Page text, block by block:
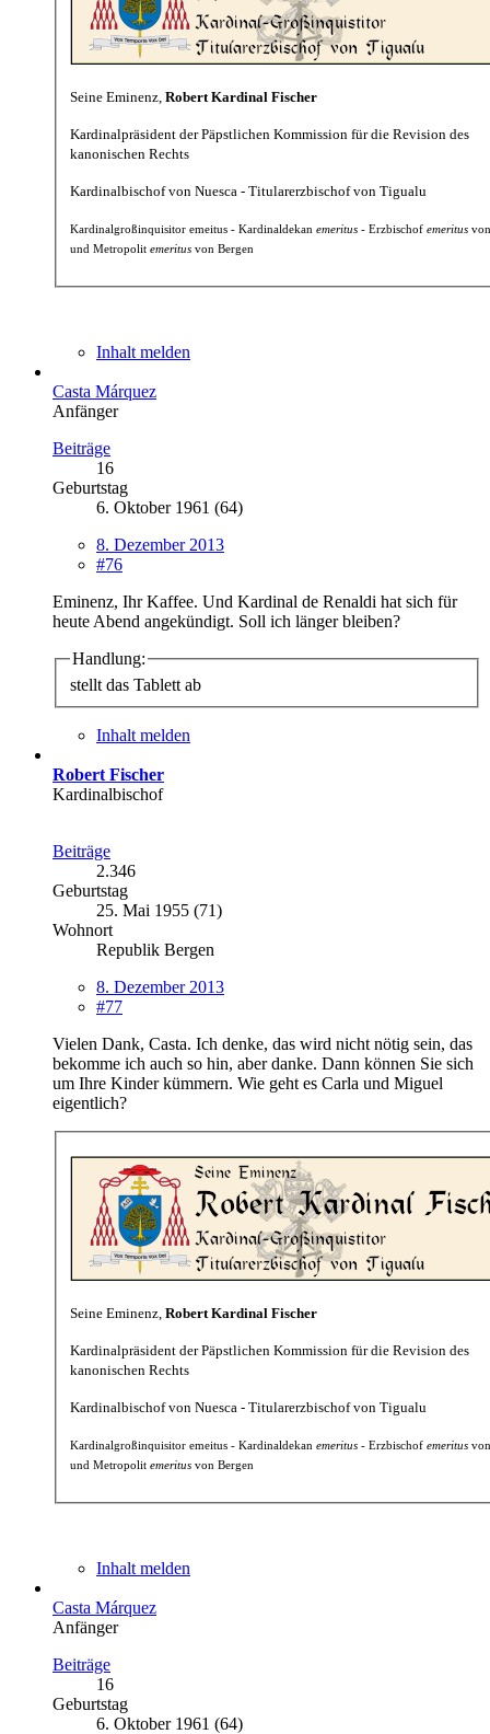
Seine Eminenz, Robert Kardinal Fischer
Kardinalpräsident der Päpstlichen Kommission für die Revision des
kanonischen Rechts
Kardinalbischof von Nuesca - Titularerzbischof von Tigualu
Kardinalgroßinquisitor emeitus - Kardinaldekan emeritus - Erzbischof emeritus
und Metropolit emeritus von Bergen
Inhalt melden
Casta Márquez
Anfänger
Beiträge
16
Geburtstag
6. Oktober 1961 (64)
8. Dezember 2013
#76
Eminenz, Ihr Kaffee. Und Kardinal de Renaldi hat sich für
heute Abend angekündigt. Soll ich länger bleiben?
Handlung:
stellt das Tablett ab
Inhalt melden
Robert Fischer
Kardinalbischof
Beiträge
2.346
Geburtstag
25. Mai 1955 (71)
Wohnort
Republik Bergen
8. Dezember 2013
#77
Vielen Dank, Casta. Ich denke, das wird nicht nötig sein, das
bekomme ich auch so hin, aber danke. Dann können Sie sich
um Ihre Kinder kümmern. Wie geht es Carla und Miguel
eigentlich?
Seine Eminenz, Robert Kardinal Fischer
Kardinalpräsident der Päpstlichen Kommission für die Revision des
kanonischen Rechts
Kardinalbischof von Nuesca - Titularerzbischof von Tigualu
Kardinalgroßinquisitor emeitus - Kardinaldekan emeritus - Erzbischof emeritus
und Metropolit emeritus von Bergen
Inhalt melden
Casta Márquez
Anfänger
Beiträge
16
Geburtstag
6. Oktober 1961 (64)